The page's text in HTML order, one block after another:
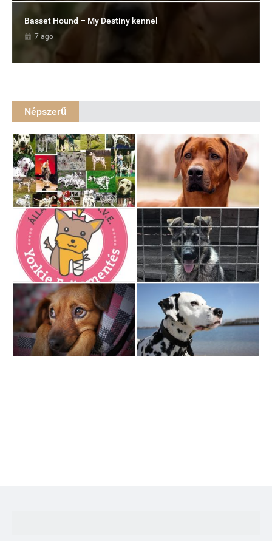
Basset Hound – My Destiny kennel
7 ago
Népszerű